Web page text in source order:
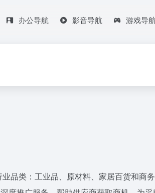
办公导航 影音导航 游戏导航
品类：工业品、原材料、家居百货和商